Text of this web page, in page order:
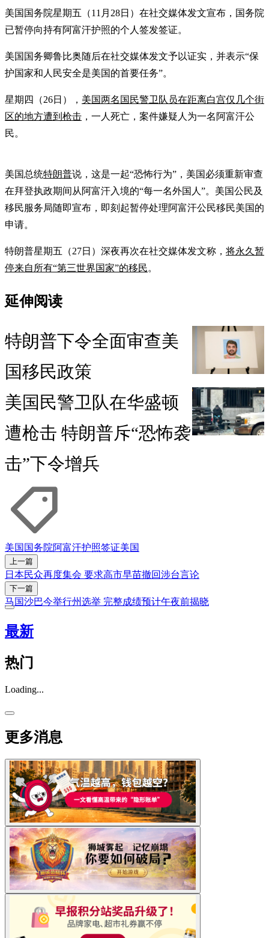
美国国务院星期五（11月28日）在社交媒体发文宣布，国务院
已暂停向持有阿富汗护照的个人签发签证。
美国国务卿鲁比奥随后在社交媒体发文予以证实，并表示“保
护国家和人民安全是美国的首要任务”。
星期四（26日）， 美国两名国民警卫队员在距离白宫仅几个街
区的地方遭到枪击 ，一人死亡，案件嫌疑人为一名阿富汗公
民。
美国总统特朗普说，这是一起“恐怖行为”，美国必须重新审查
在拜登执政期间从阿富汗入境的“每一名外国人”。美国公民及
移民服务局随即宣布，即刻起暂停处理阿富汗公民移民美国的
申请。
特朗普星期五（27日）深夜再次在社交媒体发文称， 将永久暂
停来自所有“第三世界国家”的移民。
延伸阅读
特朗普下令全面审查美
国移民政策
美国民警卫队在华盛顿
遭枪击 特朗普斥“恐怖袭
击”下令增兵
美国国务院阿富汗护照签证美国
上一篇
日本民众再度集会 要求高市早苗撤回涉台言论
下一篇
马国沙巴今举行州选举 完整成绩预计午夜前揭晓
最新
热门
Loading...
更多消息